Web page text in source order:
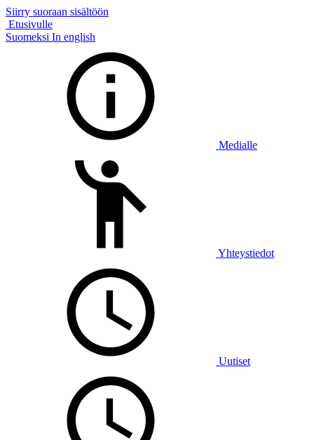
Siirry suoraan sisältöön
Etusivulle
Suomeksi In english
Medialle
Yhteystiedot
Uutiset